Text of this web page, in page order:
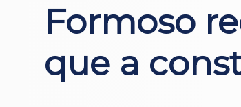
Formoso
que a